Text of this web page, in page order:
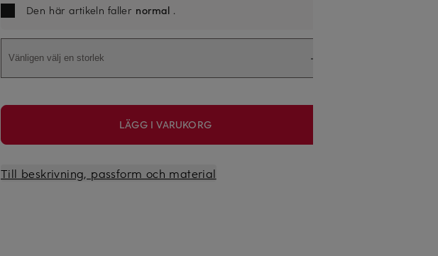
Den här artikeln faller normal .
Vänligen välj en storlek
LÄGG I VARUKORG
Till beskrivning, passform och material